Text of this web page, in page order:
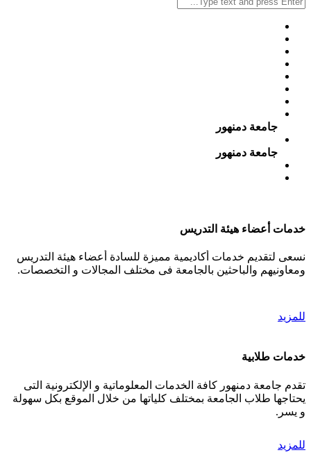
جامعة دمنهور
جامعة دمنهور
خدمات أعضاء هيئة التدريس
نسعى لتقديم خدمات أكاديمية مميزة للسادة أعضاء هيئة التدريس
ومعاونيهم والباحثين بالجامعة فى مختلف المجالات و التخصصات.
للمزيد
خدمات طلابية
تقدم جامعة دمنهور كافة الخدمات المعلوماتية و الإلكترونية التى
يحتاجها طلاب الجامعة بمختلف كلياتها من خلال الموقع بكل سهولة
و يسر.
للمزيد